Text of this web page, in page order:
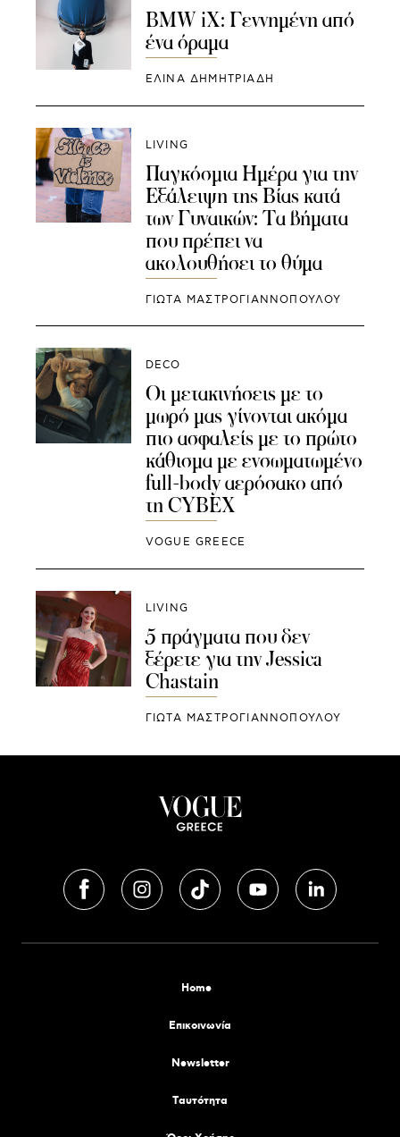
BMW iX: Γεννημένη από
ένα όραμα
ΕΛΙΝΑ ΔΗΜΗΤΡΙΑΔΗ
LIVING
Παγκόσμια Ημέρα για την
Εξάλειψη της Βίας κατά
των Γυναικών: Τα βήματα
που πρέπει να
ακολουθήσει το θύμα
ΓΙΩΤΑ ΜΑΣΤΡΟΓΙΑΝΝΟΠΟΥΛΟΥ
DECO
Οι μετακινήσεις με το
μωρό μας γίνονται ακόμα
πιο ασφαλείς με το πρώτο
κάθισμα με ενσωματωμένο
full-body αερόσακο από
τη CYBEX
VOGUE GREECE
LIVING
5 πράγματα που δεν
ξέρετε για την Jessica
Chastain
ΓΙΩΤΑ ΜΑΣΤΡΟΓΙΑΝΝΟΠΟΥΛΟΥ
Home
Επικοινωνία
Newsletter
Tαυτότητα